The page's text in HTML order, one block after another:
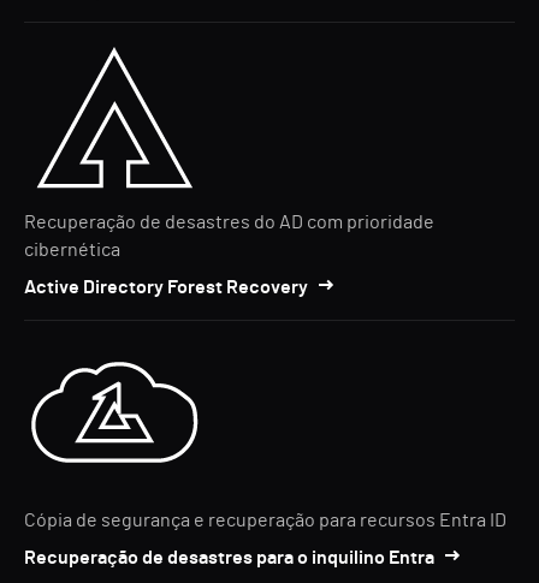
Recuperação de desastres do AD com prioridade
cibernética
Active Directory Forest Recovery
Cópia de segurança e recuperação para recursos Entra ID
Recuperação de desastres para o inquilino Entra